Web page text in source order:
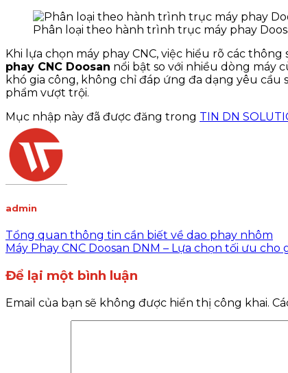
Phân loại theo hành trình trục máy phay
Khi lựa chọn máy phay CNC, việc hiểu rõ các
phay CNC Doosan nổi bật so với nhiều dòng máy
khó gia công, không chỉ đáp ứng đa dạng yêu
phẩm vượt trội.
Mục nhập này đã được đăng trong TIN DN
admin
Tổng quan thông tin cần biết về dao phay nhôm
Máy Phay CNC Doosan DNM – Lựa chọn tối ưu cho
Để lại một bình luận
Email của bạn sẽ không được hiển thị công khai.